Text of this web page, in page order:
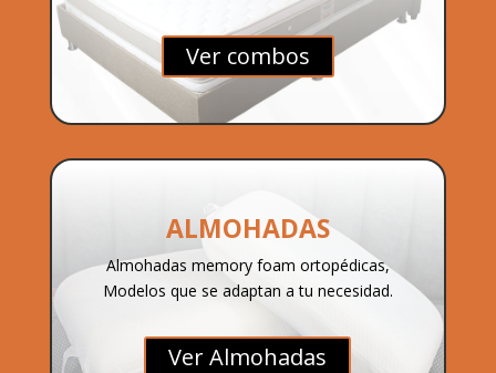
Ver combos
ALMOHADAS
Almohadas memory foam ortopédicas,
Modelos que se adaptan a tu necesidad.
Ver Almohadas